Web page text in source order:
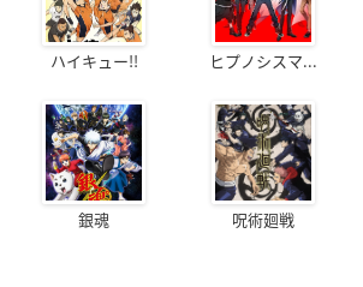
ハイキュー!! ヒプノシスマ...
銀魂 呪術廻戦